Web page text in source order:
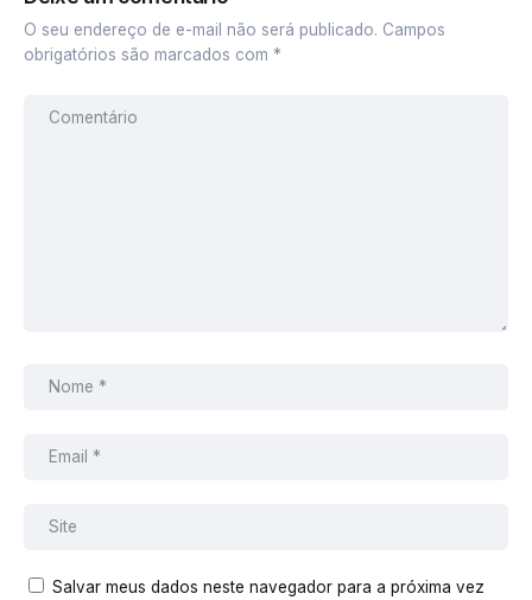
O seu endereço de e-mail não será publicado. Campos
obrigatórios são marcados com *
Salvar meus dados neste navegador para a próxima vez